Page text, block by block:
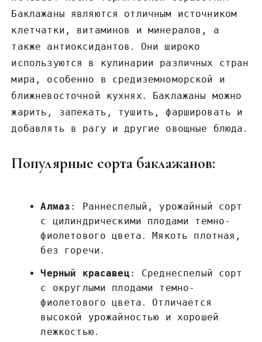
Баклажаны являются отличным источником
клетчатки, витаминов и минералов, а
также антиоксидантов․ Они широко
используются в кулинарии различных стран
мира, особенно в средиземноморской и
ближневосточной кухнях․ Баклажаны можно
жарить, запекать, тушить, фаршировать и
добавлять в рагу и другие овощные блюда․
Популярные сорта баклажанов:
Алмаз : Раннеспелый, урожайный сорт
с цилиндрическими плодами темно-
фиолетового цвета․ Мякоть плотная,
без горечи․
Черный красавец : Среднеспелый сорт
с округлыми плодами темно-
фиолетового цвета․ Отличается
высокой урожайностью и хорошей
лежкостью․